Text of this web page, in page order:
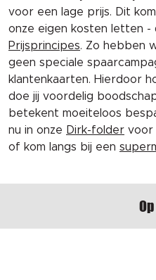
voor een lage prijs. Dit
onze eigen kosten letten -
Prijsprincipes. Zo hebben
geen speciale
klantenkaarten. Hierdoor
doe jij voordelig
betekent moeiteloos
nu in onze Dirk-folder voor
of kom langs bij een